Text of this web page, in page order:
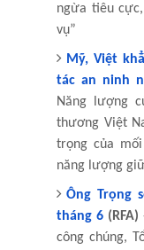
ngừa tiêu
vụ”
Mỹ, Việt
tác an ninh
Năng lượng
thương Việt
trọng của
năng lượng
Ông Trọng
tháng 6(RFA)
công chúng,